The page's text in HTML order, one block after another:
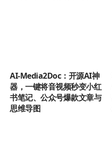
AI-Media2Doc：开源AI神
器，一键将音视频秒变小红
书笔记、公众号爆款文章与
思维导图